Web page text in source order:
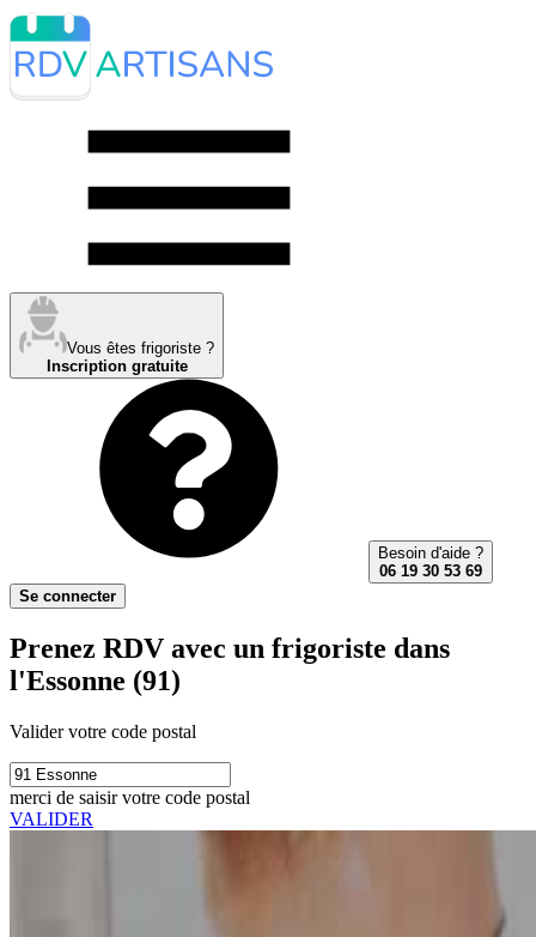
Vous êtes frigoriste ?
Inscription gratuite
Besoin d'aide ?
06 19 30 53 69
Se connecter
Prenez RDV avec un frigoriste dans
l'Essonne (91)
Valider votre code postal
merci de saisir votre code postal
VALIDER